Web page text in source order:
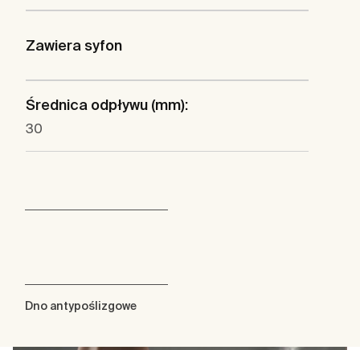
Zawiera syfon
Średnica odpływu (mm):
30
Dno antypoślizgowe